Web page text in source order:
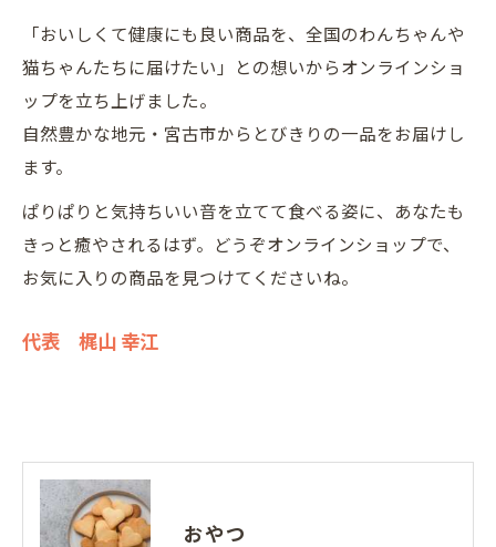
「おいしくて健康にも良い商品を、全国のわんちゃんや
猫ちゃんたちに届けたい」との想いからオンラインショ
ップを立ち上げました。
自然豊かな地元・宮古市からとびきりの一品をお届けし
ます。
ぱりぱりと気持ちいい音を立てて食べる姿に、あなたも
きっと癒やされるはず。どうぞオンラインショップで、
お気に入りの商品を見つけてくださいね。
代表 梶山 幸江
おやつ